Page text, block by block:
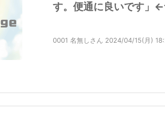
す。便通に良いです」
0001 名無しさん 2024/04/15(月)